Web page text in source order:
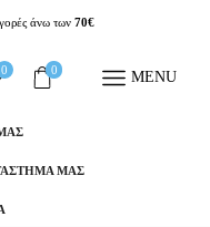
άνω των 70€
0 0 MENU
ΜΑΣ